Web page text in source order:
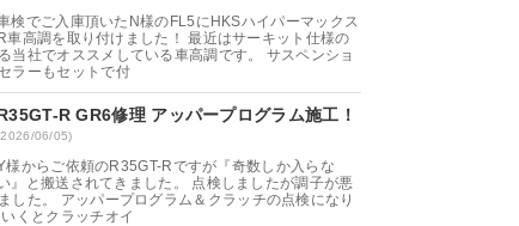
検でご入庫頂いたN様のFL5にHKSハイパーマックス
R車高調を取り付けました！ 最近はサーキット仕様の
当社でオススメしている車高調です。 サスペンショ
ラーもセットで付
R GR6修理 アッパープログラム施工！
06/05)
様からご依頼のR35GT-Rですが『奇数しか入らな
』と搬送されてきました。 点検しましたが調子が悪
した。 アッパープログラム＆クラッチの点検になり
くとクラッチオイ